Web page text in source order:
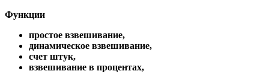
Функции
простое взвешивание,
динамическое взвешивание,
счет штук,
взвешивание в процентах,